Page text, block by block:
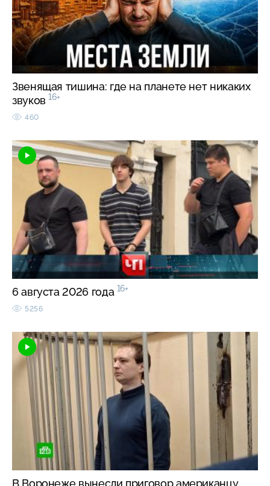
Звенящая тишина: где на планете нет никаких
звуков 16+
460
6 августа 2026 года 16+
5256
В Воронеже вынесли приговор американцу,